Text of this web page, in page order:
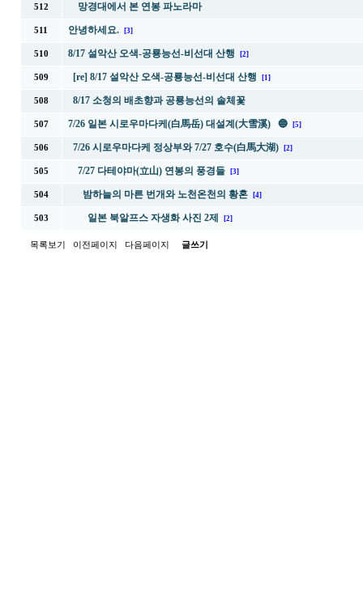
512 망경대에서 본 연봉 파노라마
511 안녕하세요. [3]
510 8/17 설악산 오색-공룡능선-비선대 산행 [2]
509 [re] 8/17 설악산 오색-공룡능선-비선대 산행 [1]
508 8/17 소청의 배초향과 공룡능선의 솔체꽃
507 7/26 일본 시로우마다케(白馬岳) 대설계(大雪溪) 🔵 [5]
506 7/26 시로우마다케 정상부와 7/27 호수(白馬大湖) [2]
505 7/27 다테야마(立山) 연봉의 풍경들 [3]
504 밤하늘의 마른 번개와 노천온천의 황혼 [4]
503 일본 북알프스 자생화 사진 2제 [2]
목록보기 이전페이지 다음페이지 글쓰기